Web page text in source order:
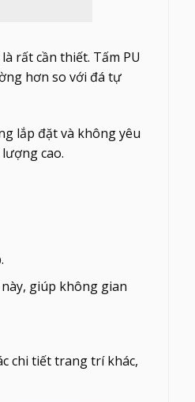
rất cần thiết. Tấm PU
hơn so với đá tự
lắp đặt và không yêu
cao.
giúp không gian
chi tiết trang trí khác,